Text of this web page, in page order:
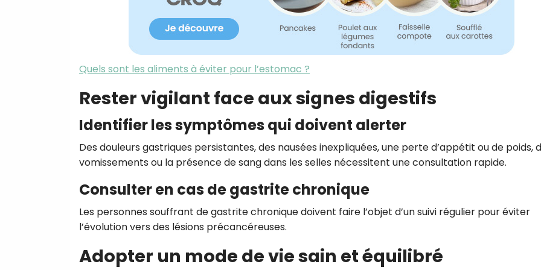
Quels sont les aliments à éviter pour l’estomac ?
Rester vigilant face aux signes digestifs
Identifier les symptômes qui doivent alerter
Des douleurs gastriques persistantes, des nausées inexpliquées, une perte d’appétit ou de poids,
vomissements ou la présence de sang dans les selles nécessitent une consultation rapide.
Consulter en cas de gastrite chronique
Les personnes souffrant de gastrite chronique doivent faire l’objet d’un suivi régulier pour éviter
l’évolution vers des lésions précancéreuses.
Adopter un mode de vie sain et équilibré